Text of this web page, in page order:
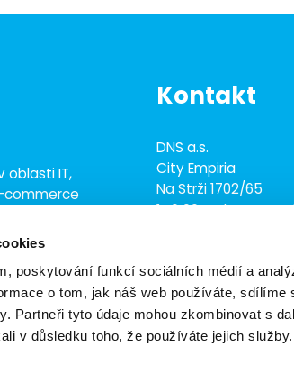
poskytování funkcí sociálních médií a
o tom, jak náš web používáte, sdílíme
Partneři tyto údaje mohou zkombinovat s
v důsledku toho, že používáte jejich služby.
oblasti IT,
commerce
Kontakt
DNS a.s.
City Empiria
Na Strži 1702/65
140 00 Praha 4 -
dns@dns.cz